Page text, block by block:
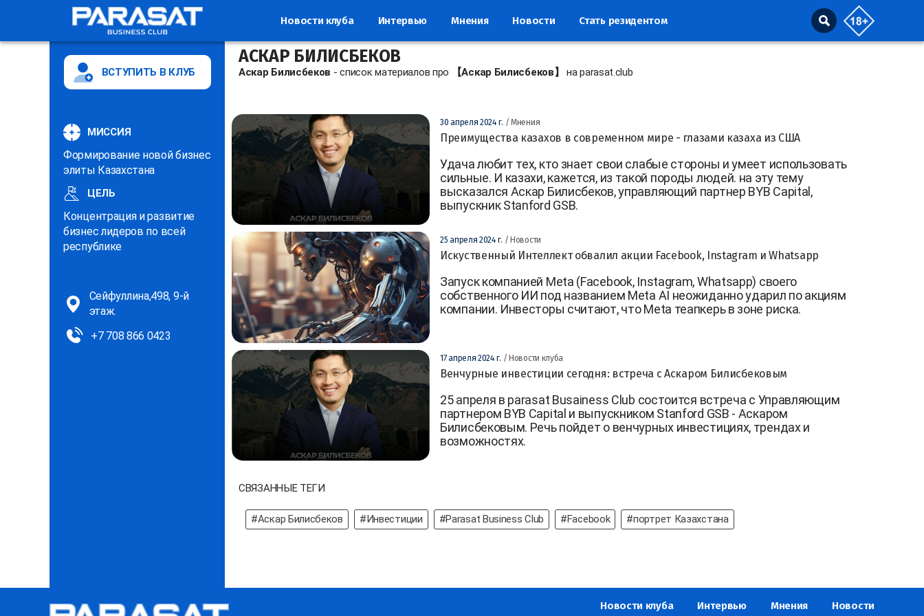
Новости клуба Интервью Мнения Новости Стать резидентом
ВСТУПИТЬ В КЛУБ
МИССИЯ
Формирование новой бизнес
элиты Казахстана
ЦЕЛЬ
Концентрация и развитие
бизнес лидеров по всей
республике
Сейфуллина,498, 9-й
этаж.
+7 708 866 0423
АСКАР БИЛИСБЕКОВ
Аскар Билисбеков - список материалов про 【Аскар Билисбеков】 на parasat.club
30 апреля 2024 г. / Мнения
Преимущества казахов в современном мире - глазами казаха из США
Удача любит тех, кто знает свои слабые стороны и умеет использовать
сильные. И казахи, кажется, из такой породы людей. на эту тему
высказался Аскар Билисбеков, управляющий партнер BYB Capital,
выпускник Stanford GSB.
25 апреля 2024 г. / Новости
Искуственный Интеллект обвалил акции Facebook, Instagram и Whatsapp
Запуск компанией Meta (Facebook, Instagram, Whatsapp) своего
собственного ИИ под названием Meta AI неожиданно ударил по акциям
компании. Инвесторы считают, что Meta теапкерь в зоне риска.
17 апреля 2024 г. / Новости клуба
Венчурные инвестиции сегодня: встреча с Аскаром Билисбековым
25 апреля в parasat Busainess Club состоится встреча с Управляющим
партнером BYB Capital и выпускником Stanford GSB - Аскаром
Билисбековым. Речь пойдет о венчурных инвестициях, трендах и
возможностях.
СВЯЗАННЫЕ ТЕГИ
#Аскар Билисбеков #Инвестиции #Parasat Business Club #Facebook #портрет Казахстана
Новости клуба Интервью Мнения Новости